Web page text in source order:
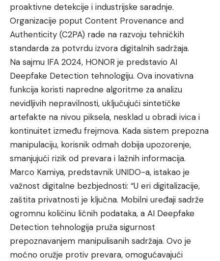
proaktivne detekcije i industrijske saradnje.
Organizacije poput Content Provenance and
Authenticity (C2PA) rade na razvoju tehničkih
standarda za potvrdu izvora digitalnih sadržaja.
Na sajmu IFA 2024, HONOR je predstavio AI
Deepfake Detection tehnologiju. Ova inovativna
funkcija koristi napredne algoritme za analizu
nevidljivih nepravilnosti, uključujući sintetičke
artefakte na nivou piksela, nesklad u obradi ivica i
kontinuitet između frejmova. Kada sistem prepozna
manipulaciju, korisnik odmah dobija upozorenje,
smanjujući rizik od prevara i lažnih informacija.
Marco Kamiya, predstavnik UNIDO-a, istakao je
važnost digitalne bezbjednosti: “U eri digitalizacije,
zaštita privatnosti je ključna. Mobilni uređaji sadrže
ogromnu količinu ličnih podataka, a AI Deepfake
Detection tehnologija pruža sigurnost
prepoznavanjem manipulisanih sadržaja. Ovo je
moćno oružje protiv prevara, omogućavajući